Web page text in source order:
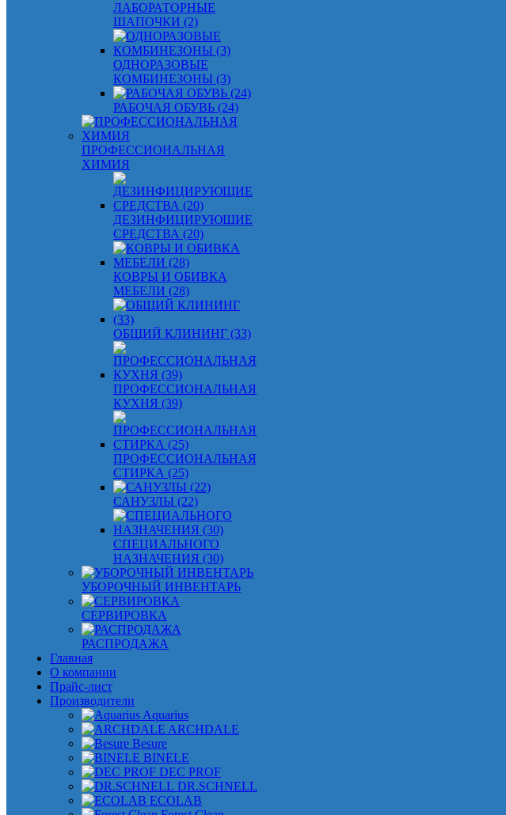
ЛАБОРАТОРНЫЕ
ШАПОЧКИ (2)
ОДНОРАЗОВЫЕ
КОМБИНЕЗОНЫ (3)
РАБОЧАЯ ОБУВЬ (24)
ПРОФЕССИОНАЛЬНАЯ
ХИМИЯ
ДЕЗИНФИЦИРУЮЩИЕ
СРЕДСТВА (20)
КОВРЫ И ОБИВКА
МЕБЕЛИ (28)
ОБЩИЙ КЛИНИНГ (33)
ПРОФЕССИОНАЛЬНАЯ
КУХНЯ (39)
ПРОФЕССИОНАЛЬНАЯ
СТИРКА (25)
САНУЗЛЫ (22)
СПЕЦИАЛЬНОГО
НАЗНАЧЕНИЯ (30)
УБОРОЧНЫЙ ИНВЕНТАРЬ
СЕРВИРОВКА
РАСПРОДАЖА
Главная
О компании
Прайс-лист
Производители
Aquarius
ARCHDALE
Besure
BINELE
DEC PROF
DR.SCHNELL
ECOLAB